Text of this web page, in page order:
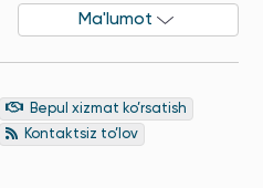
Ma'lumot
Bepul xizmat ko’rsatish
Kontaktsiz to’lov